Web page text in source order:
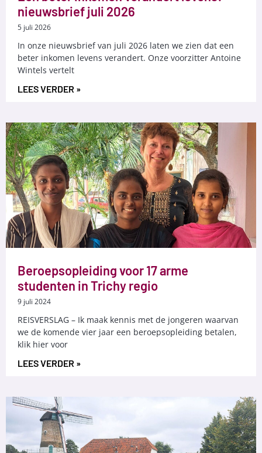
nieuwsbrief juli 2026
5 juli 2026
In onze nieuwsbrief van juli 2026 laten we zien dat een
beter inkomen levens verandert. Onze voorzitter Antoine
Wintels vertelt
LEES VERDER »
Beroepsopleiding voor 17 arme
studenten in Trichy regio
9 juli 2024
REISVERSLAG – Ik maak kennis met de jongeren waarvan
we de komende vier jaar een beroepsopleiding betalen,
klik hier voor
LEES VERDER »